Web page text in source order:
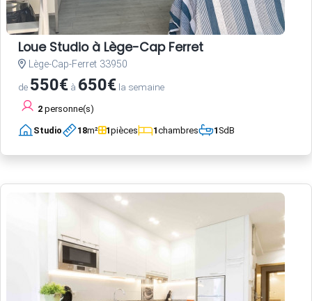
Loue Studio à Lège-Cap Ferret
Lège-Cap-Ferret 33950
de 550€ à 650€ la semaine
2 personne(s)
Studio 18m² 1pièces 1chambres 1SdB